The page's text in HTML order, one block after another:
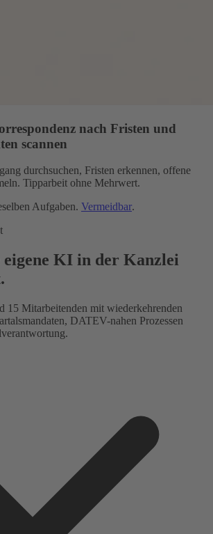
nach Fristen und
scannen
durchsuchen, Fristen erkennen, offene
Tipparbeit ohne Mehrwert.
Aufgaben. Vermeidbar.
eigene KI in der Kanzlei
15 Mitarbeitenden mit wiederkehrenden
DATEV-nahen Prozessen